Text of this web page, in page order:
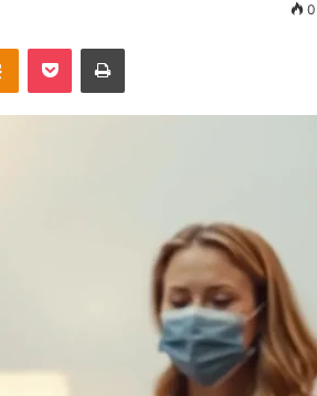
0
OK Pocket Imprimir